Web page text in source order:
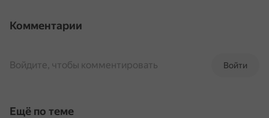
Комментарии
Войти
Войдите, чтобы комментировать
Ещё по теме